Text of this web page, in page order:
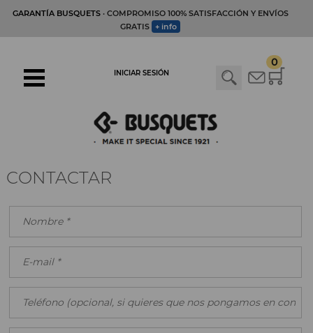
GARANTÍA BUSQUETS· COMPROMISO 100% SATISFACCIÓN Y ENVÍOS
GRATIS + info
0
INICIAR SESIÓN
CONTACTAR